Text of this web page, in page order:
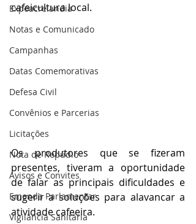
Expoacrelandia
Notas e Comunicado
Campanhas
Datas Comemorativas
Defesa Civil
Convênios e Parcerias
Licitações
Nota de Repúdio
Avisos e Convites
Emenda Parlamentar
Vigilância Sanitária
cafeicultura local.
Os produtores que se fizeram
presentes, tiveram a oportunidade
de falar as principais dificuldades e
sugerir a soluções para alavancar a
atividade cafeeira.